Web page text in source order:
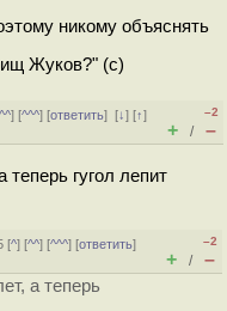
никому объяснять
Жуков?" (с)
^^] [^^^] [ответить][↓] [↑]
–2
+ / –
гугол лепит
[^] [^^] [^^^] [ответить]
–2
+ / –
а теперь